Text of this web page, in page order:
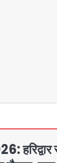
हरिद्वार